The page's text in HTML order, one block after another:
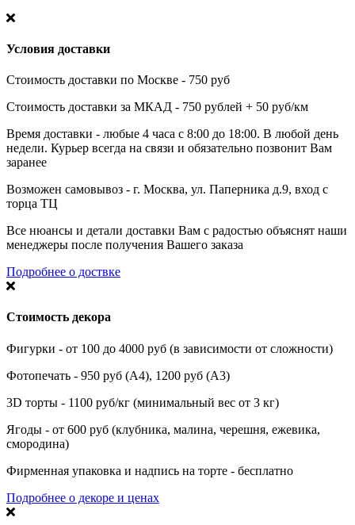
Условия доставки
Стоимость доставки по Москве - 750 руб
Стоимость доставки за МКАД - 750 рублей + 50 руб/км
Время доставки - любые 4 часа с 8:00 до 18:00. В любой день
недели. Курьер всегда на связи и обязательно позвонит Вам
заранее
Возможен самовывоз - г. Москва, ул. Паперника д.9, вход с
торца ТЦ
Все нюансы и детали доставки Вам с радостью объяснят наши
менеджеры после получения Вашего заказа
Подробнее о доствке
Стоимость декора
Фигурки - от 100 до 4000 руб (в зависимости от сложности)
Фотопечать - 950 руб (А4), 1200 руб (А3)
3D торты - 1100 руб/кг (минимальный вес от 3 кг)
Ягоды - от 600 руб (клубника, малина, черешня, ежевика,
смородина)
Фирменная упаковка и надпись на торте - бесплатно
Подробнее о декоре и ценах